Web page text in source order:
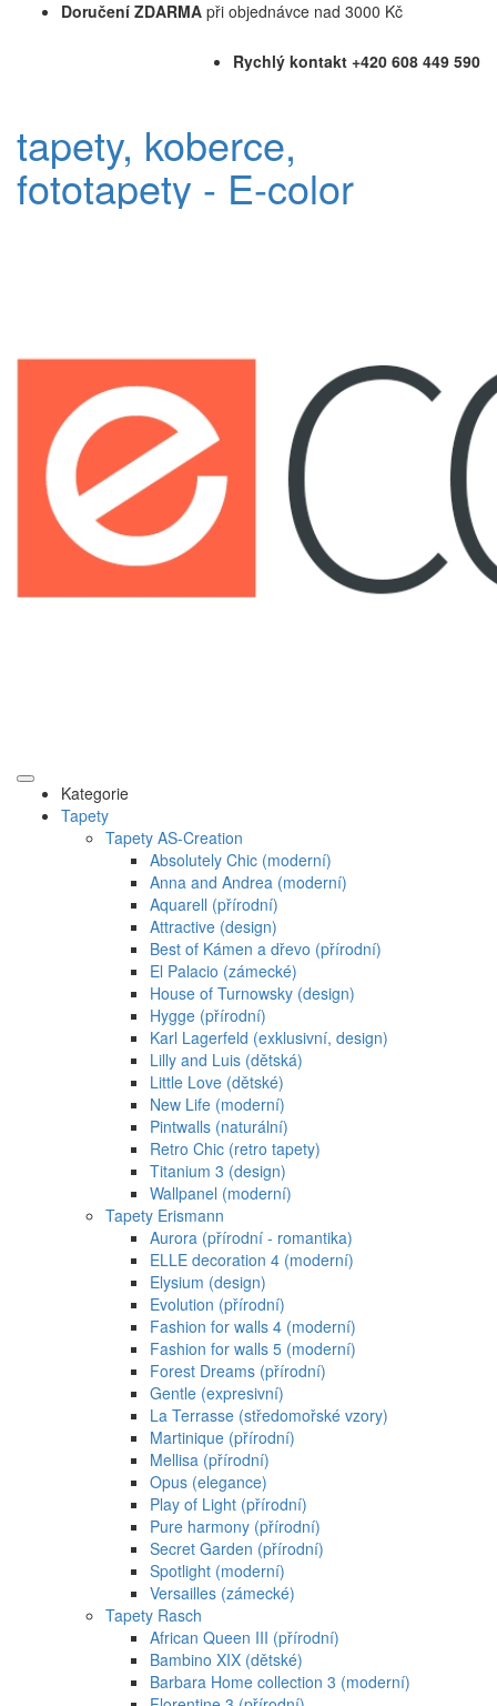
Doručení ZDARMA při objednávce nad 3000 Kč
Rychlý kontakt +420 608 449 590
tapety, koberce,
fototapety - E-color
Kategorie
Tapety
Tapety AS-Creation
Absolutely Chic (moderní)
Anna and Andrea (moderní)
Aquarell (přírodní)
Attractive (design)
Best of Kámen a dřevo (přírodní)
El Palacio (zámecké)
House of Turnowsky (design)
Hygge (přírodní)
Karl Lagerfeld (exklusivní, design)
Lilly and Luis (dětská)
Little Love (dětské)
New Life (moderní)
Pintwalls (naturální)
Retro Chic (retro tapety)
Titanium 3 (design)
Wallpanel (moderní)
Tapety Erismann
Aurora (přírodní - romantika)
ELLE decoration 4 (moderní)
Elysium (design)
Evolution (přírodní)
Fashion for walls 4 (moderní)
Fashion for walls 5 (moderní)
Forest Dreams (přírodní)
Gentle (expresivní)
La Terrasse (středomořské vzory)
Martinique (přírodní)
Mellisa (přírodní)
Opus (elegance)
Play of Light (přírodní)
Pure harmony (přírodní)
Secret Garden (přírodní)
Spotlight (moderní)
Versailles (zámecké)
Tapety Rasch
African Queen III (přírodní)
Bambino XIX (dětské)
Barbara Home collection 3 (moderní)